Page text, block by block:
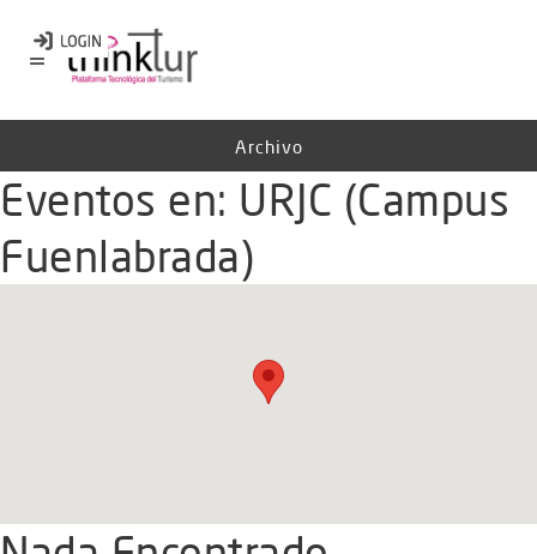
Archivo
Eventos en: URJC (Campus
Fuenlabrada)